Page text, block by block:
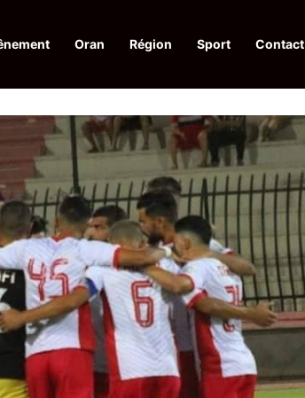
Oran Région Sport Contact
financières aux dénonciateurs de trafiquants